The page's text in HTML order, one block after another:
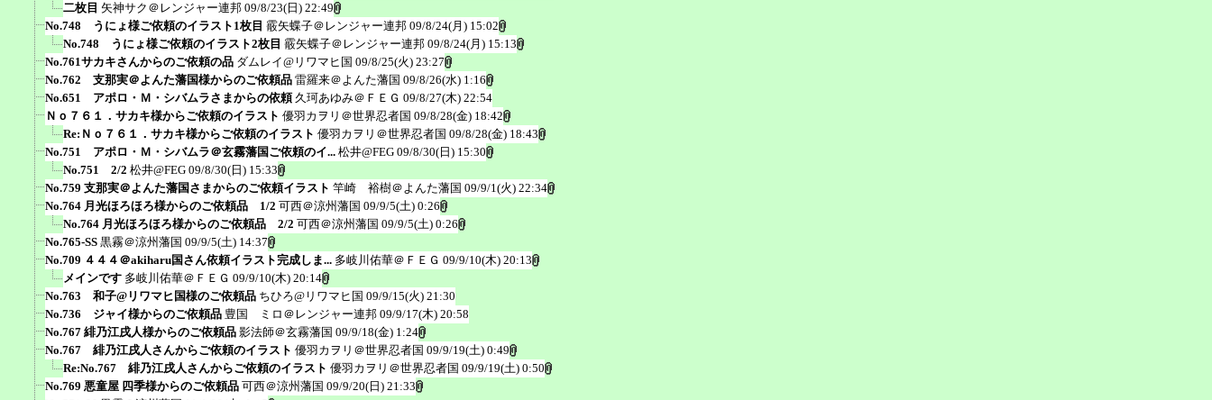
二枚目 矢神サク＠レンジャー連邦 09/8/23(日) 22:49
No.748 うにょ様ご依頼のイラスト1枚目 霰矢蝶子＠レンジャー連邦 09/8/24(月) 15:02
No.748 うにょ様ご依頼のイラスト2枚目 霰矢蝶子＠レンジャー連邦 09/8/24(月) 15:13
No.761サカキさんからのご依頼の品 ダムレイ@リワマヒ国 09/8/25(火) 23:27
No.762 支那実＠よんた藩国様からのご依頼品 雷羅来＠よんた藩国 09/8/26(水) 1:16
No.651 アポロ・Ｍ・シバムラさまからの依頼 久珂あゆみ＠ＦＥＧ 09/8/27(木) 22:54
Ｎｏ７６１．サカキ様からご依頼のイラスト 優羽カヲリ＠世界忍者国 09/8/28(金) 18:42
Re:Ｎｏ７６１．サカキ様からご依頼のイラスト 優羽カヲリ＠世界忍者国 09/8/28(金) 18:43
No.751 アポロ・Ｍ・シバムラ＠玄霧藩国ご依頼のイ... 松井@FEG 09/8/30(日) 15:30
No.751 2/2 松井@FEG 09/8/30(日) 15:33
No.759 支那実＠よんた藩国さまからのご依頼イラスト 竿崎 裕樹＠よんた藩国 09/9/1(火) 22:34
No.764 月光ほろほろ様からのご依頼品 1/2 可西＠涼州藩国 09/9/5(土) 0:26
No.764 月光ほろほろ様からのご依頼品 2/2 可西＠涼州藩国 09/9/5(土) 0:26
No.765-SS 黒霧＠涼州藩国 09/9/5(土) 14:37
No.709 ４４４＠akiharu国さん依頼イラスト完成しま... 多岐川佑華＠ＦＥＧ 09/9/10(木) 20:13
メインです 多岐川佑華＠ＦＥＧ 09/9/10(木) 20:14
No.763 和子@リワマヒ国様のご依頼品 ちひろ@リワマヒ国 09/9/15(火) 21:30
No.736 ジャイ様からのご依頼品 豊国 ミロ＠レンジャー連邦 09/9/17(木) 20:58
No.767 緋乃江戌人様からのご依頼品 影法師＠玄霧藩国 09/9/18(金) 1:24
No.767 緋乃江戌人さんからご依頼のイラスト 優羽カヲリ＠世界忍者国 09/9/19(土) 0:49
Re:No.767 緋乃江戌人さんからご依頼のイラスト 優羽カヲリ＠世界忍者国 09/9/19(土) 0:50
No.769 悪童屋 四季様からのご依頼品 可西＠涼州藩国 09/9/20(日) 21:33